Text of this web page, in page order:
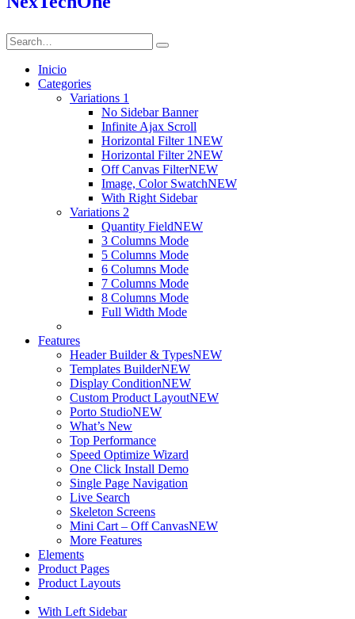
Inicio
Categories
Variations 1
No Sidebar Banner
Infinite Ajax Scroll
Horizontal Filter 1NEW
Horizontal Filter 2NEW
Off Canvas FilterNEW
Image, Color SwatchNEW
With Right Sidebar
Variations 2
Quantity FieldNEW
3 Columns Mode
5 Columns Mode
6 Columns Mode
7 Columns Mode
8 Columns Mode
Full Width Mode
Features
Header Builder & TypesNEW
Templates BuilderNEW
Display ConditionNEW
Custom Product LayoutNEW
Porto StudioNEW
What’s New
Top Performance
Speed Optimize Wizard
One Click Install Demo
Single Page Navigation
Live Search
Skeleton Screens
Mini Cart – Off CanvasNEW
More Features
Elements
Product Pages
Product Layouts
With Left Sidebar